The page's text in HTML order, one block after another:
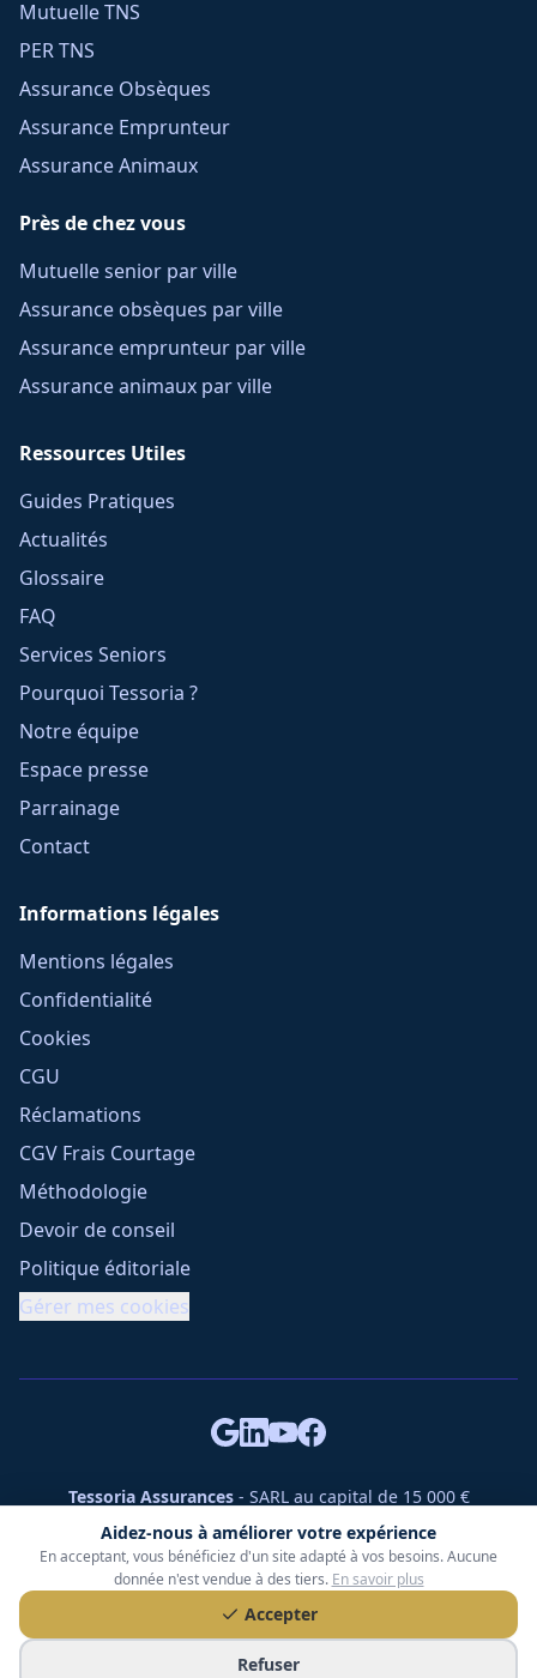
Aidez-nous à améliorer votre expérience
En acceptant, vous bénéficiez d'un site adapté à vos besoins. Aucune
donnée n'est vendue à des tiers. En savoir plus
Accepter
Refuser
Mutuelle TNS
PER TNS
Assurance Obsèques
Assurance Emprunteur
Assurance Animaux
Près de chez vous
Mutuelle senior par ville
Assurance obsèques par ville
Assurance emprunteur par ville
Assurance animaux par ville
Ressources Utiles
Guides Pratiques
Actualités
Glossaire
FAQ
Services Seniors
Pourquoi Tessoria ?
Notre équipe
Espace presse
Parrainage
Contact
Informations légales
Mentions légales
Confidentialité
Cookies
CGU
Réclamations
CGV Frais Courtage
Méthodologie
Devoir de conseil
Politique éditoriale
Gérer mes cookies
Tessoria Assurances- SARL au capital de 15 000 €
ORIAS n° 25007309 - RCS 990 206 179 - Membre du réseau
360 Courtage
RC Pro : Klarity - Contrat n° CCOUK000785
49 chemin des Gardettes Sine, 06570 Saint-Paul-de-Vence
© Tessoria Assurances. Tous droits réservés.